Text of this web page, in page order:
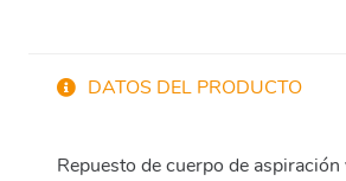
DATOS DEL PRODUCTO
Repuesto de cuerpo de